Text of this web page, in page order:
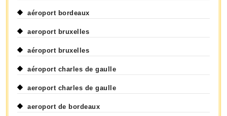
aéroport bordeaux
aeroport bruxelles
aéroport bruxelles
aéroport charles de gaulle
aeroport charles de gaulle
aeroport de bordeaux